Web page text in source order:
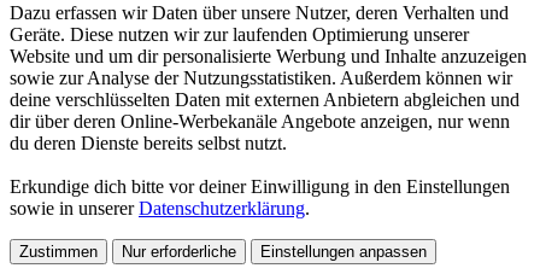
Dazu erfassen wir Daten über unsere Nutzer, deren Verhalten und
Geräte. Diese nutzen wir zur laufenden Optimierung unserer
Website und um dir personalisierte Werbung und Inhalte anzuzeigen
sowie zur Analyse der Nutzungsstatistiken. Außerdem können wir
deine verschlüsselten Daten mit externen Anbietern abgleichen und
dir über deren Online-Werbekanäle Angebote anzeigen, nur wenn
du deren Dienste bereits selbst nutzt.
Erkundige dich bitte vor deiner Einwilligung in den Einstellungen
sowie in unsererDatenschutzerklärung.
Zustimmen Nur erforderliche Einstellungen anpassen